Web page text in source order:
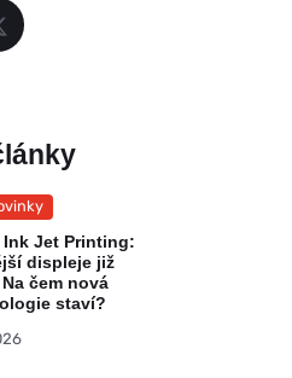
Ink Jet Printing:
displeje již
čem nová
staví?